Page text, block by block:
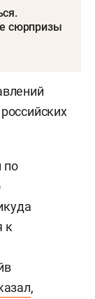
сюрпризы
по
к
,